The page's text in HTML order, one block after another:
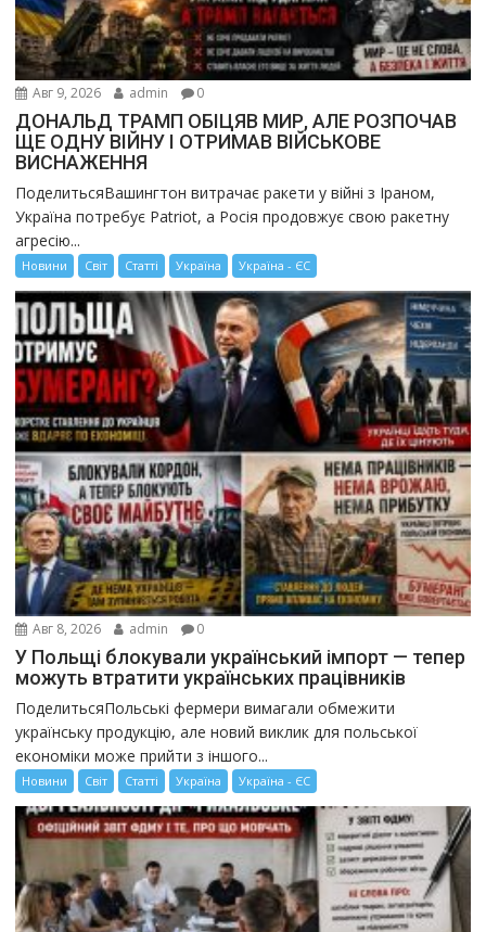
Авг 9, 2026 admin 0
ДОНАЛЬД ТРАМП ОБІЦЯВ МИР, АЛЕ РОЗПОЧАВ
ЩЕ ОДНУ ВІЙНУ І ОТРИМАВ ВІЙСЬКОВЕ
ВИСНАЖЕННЯ
ПоделитьсяВашингтон витрачає ракети у війні з Іраном,
Україна потребує Patriot, а Росія продовжує свою ракетну
агресію...
Новини Світ Статті Україна Україна - ЄС
Авг 8, 2026 admin 0
У Польщі блокували український імпорт — тепер
можуть втратити українських працівників
ПоделитьсяПольські фермери вимагали обмежити
українську продукцію, але новий виклик для польської
економіки може прийти з іншого...
Новини Світ Статті Україна Україна - ЄС